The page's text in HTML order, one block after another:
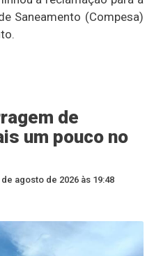
Saneamento (Compesa)
de
um pouco no
de agosto de 2026 às 19:48